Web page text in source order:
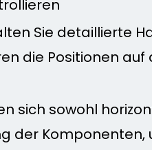
Sie detaillierte
die Positionen
sich sowohl
der